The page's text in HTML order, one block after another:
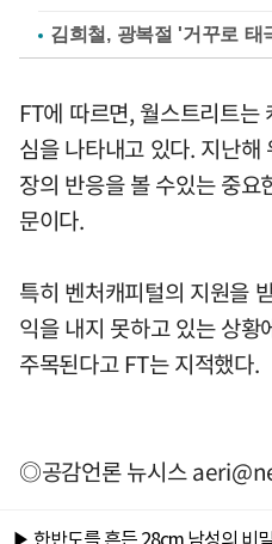
김희철, 광복절 '거꾸로
FT에 따르면, 월스트리트
심을 나타내고 있다. 지난해
장의 반응을 볼 수있는 중
문이다.
특히 벤처캐피털의 지원을
익을 내지 못하고 있는 상
주목된다고 FT는 지적했다.
◎공감언론 뉴시스